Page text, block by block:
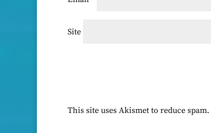
Site
This site uses Akismet to reduce spam.